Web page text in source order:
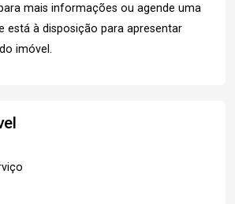
mais informações ou agende uma
está à disposição para apresentar
imóvel.